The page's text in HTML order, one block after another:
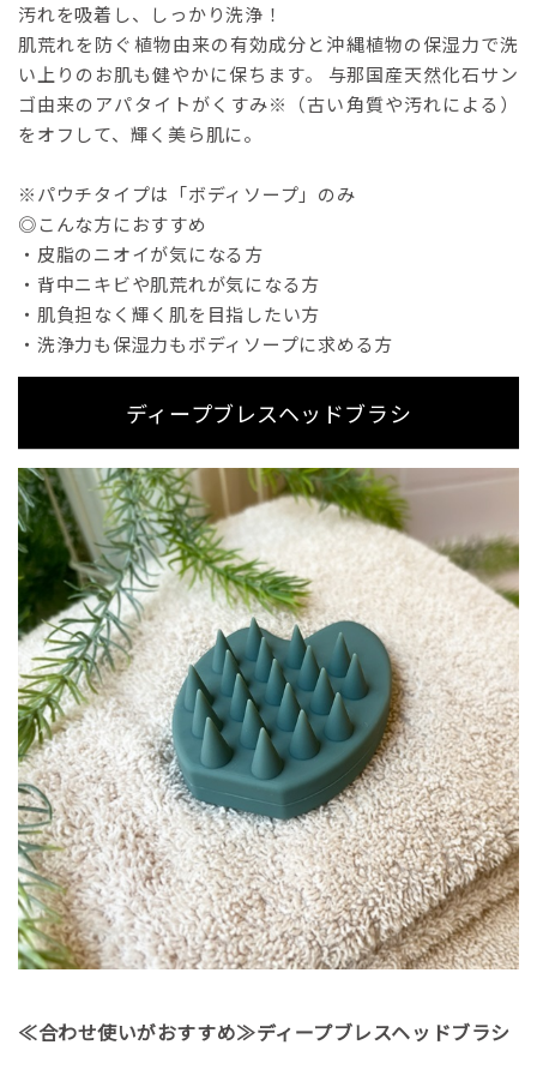
汚れを吸着し、しっかり洗浄！
肌荒れを防ぐ植物由来の有効成分と沖縄植物の保湿力で洗
い上りのお肌も健やかに保ちます。 与那国産天然化石サン
ゴ由来のアパタイトがくすみ※（古い角質や汚れによる）
をオフして、輝く美ら肌に。
※パウチタイプは「ボディソープ」のみ
◎こんな方におすすめ
・皮脂のニオイが気になる方
・背中ニキビや肌荒れが気になる方
・肌負担なく輝く肌を目指したい方
・洗浄力も保湿力もボディソープに求める方
ディープブレスヘッドブラシ
≪合わせ使いがおすすめ≫ディープブレスヘッドブラシ